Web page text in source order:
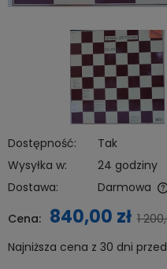
Dostępność:
Tak
Wysyłka w:
24 godziny
Dostawa:
Darmowa
Cena: 840,00 zł 1
Najniższa cena z 30 dni